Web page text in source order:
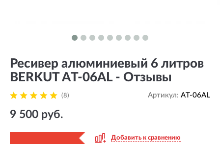
Ресивер алюминиевый 6 литров
BERKUT AT-06AL - Отзывы
(8) Артикул: AT-06AL
9 500 руб.
Добавить к сравнению